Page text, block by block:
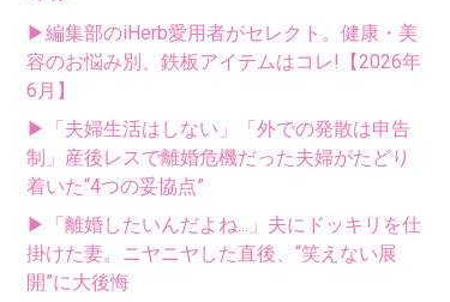
▶編集部のiHerb愛用者がセレクト。健康・美
容のお悩み別、鉄板アイテムはコレ!【2026年
6月】
▶「夫婦生活はしない」「外での発散は申告
制」産後レスで離婚危機だった夫婦がたどり
着いた“4つの妥協点”
▶「離婚したいんだよね...」夫にドッキリを仕
掛けた妻。ニヤニヤした直後、“笑えない展
開”に大後悔